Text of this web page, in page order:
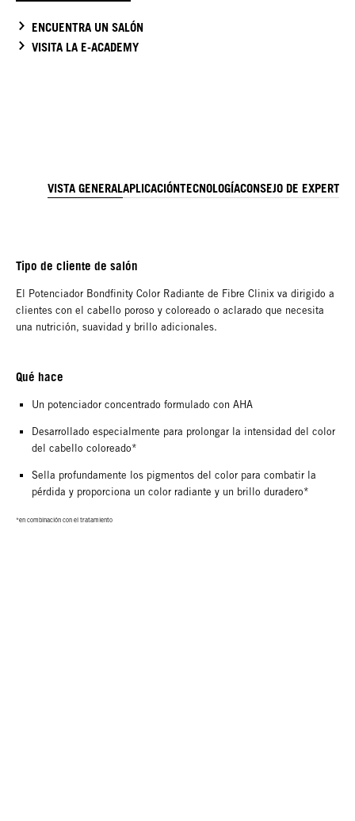
ENCUENTRA UN SALÓN
VISITA LA E-ACADEMY
VISTA GENERALAPLICACIÓNTECNOLOGÍACONSEJO DE EXPERTO
Tipo de cliente de salón
El Potenciador Bondfinity Color Radiante de Fibre Clinix va dirigido a
clientes con el cabello poroso y coloreado o aclarado que necesita
una nutrición, suavidad y brillo adicionales.
Qué hace
Un potenciador concentrado formulado con AHA
Desarrollado especialmente para prolongar la intensidad del color
del cabello coloreado*
Sella profundamente los pigmentos del color para combatir la
pérdida y proporciona un color radiante y un brillo duradero*
*en combinación con el tratamiento